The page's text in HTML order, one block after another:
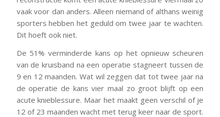
vaak voor dan anders. Alleen niemand of althans weinig
sporters hebben het geduld om twee jaar te wachten.
Dit hoeft ook niet.
De 51% verminderde kans op het opnieuw scheuren
van de kruisband na een operatie stagneert tussen de
9 en 12 maanden. Wat wil zeggen dat tot twee jaar na
de operatie de kans vier maal zo groot blijft op een
acute knieblessure. Maar het maakt geen verschil of je
12 of 23 maanden wacht met terug keer naar de sport.